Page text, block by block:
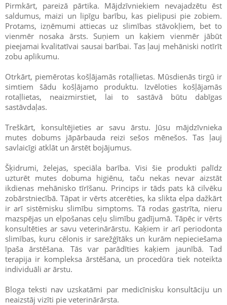
Pirmkārt, pareizā pārtika. Mājdzīvniekiem nevajadzētu ēst
saldumus, maizi un lipīgu barību, kas pielipusi pie zobiem.
Protams, izņēmumi attiecas uz slimības stāvokļiem, bet to
vienmēr nosaka ārsts. Suņiem un kaķiem vienmēr jābūt
pieejamai kvalitatīvai sausai barībai. Tas ļauj mehāniski notīrīt
zobu aplikumu.
Otrkārt, piemērotas košļājamās rotaļlietas. Mūsdienās tirgū ir
simtiem šādu košļājamo produktu. Izvēloties košļājamās
rotaļlietas, neaizmirstiet, lai to sastāvā būtu dabīgas
sastāvdaļas.
Treškārt, konsultējieties ar savu ārstu. Jūsu mājdzīvnieka
mutes dobums jāpārbauda reizi sešos mēnešos. Tas ļauj
savlaicīgi atklāt un ārstēt bojājumus.
Šķidrumi, želejas, speciāla barība. Visi šie produkti palīdz
uzturēt mutes dobuma higiēnu, taču nekas nevar aizstāt
ikdienas mehānisko tīrīšanu. Princips ir tāds pats kā cilvēku
zobārstniecībā. Tāpat ir vērts atcerēties, ka slikta elpa dažkārt
ir arī sistēmisku slimību simptoms. Tā rodas gastrīta, nieru
mazspējas un elpošanas ceļu slimību gadījumā. Tāpēc ir vērts
konsultēties ar savu veterinārārstu. Kaķiem ir arī periodonta
slimības, kuru cēlonis ir sarežģītāks un kurām nepieciešama
īpaša ārstēšana. Tās var parādīties kaķiem jaunībā. Tad
terapija ir kompleksa ārstēšana, un procedūra tiek noteikta
individuāli ar ārstu.
Bloga teksti nav uzskatāmi par medicīnisku konsultāciju un
neaizstāj vizīti pie veterinārārsta.